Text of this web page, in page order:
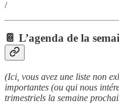
/
📔 L’agenda de la
(Ici, vous avez une liste non
importantes (ou qui nous
trimestriels la semaine